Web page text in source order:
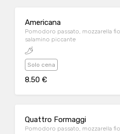
Americana
Pomodoro passato, mozzarella
salamino piccante
Solo cena
8.50 €
Quattro Formaggi
Pomodoro passato, mozzarella